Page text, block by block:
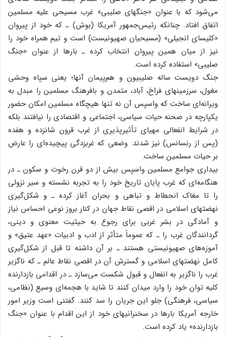
می‌شود که‌ با عنوان‌ «جنگهای‌ صلیبی‌» غرب‌ مسیحی‌ علیه‌ مسلمین‌
اتفاق‌ افتاد. چنانکه‌ رئیس‌جمهور آمریکا (بوش‌) ـ که‌ خود از پیروان‌
«کلیسای‌ انجیلی‌» (مسیحیان‌ صهیونیست‌) است‌ و تیم‌ همراه‌ خود را
نیز از میان‌ همین‌ پیروان‌ انتخاب‌ کرده‌ ـ بارها از عنوان‌ «جنگ‌
صلیبی‌» استفاده‌ کرده‌ است‌.
جنگ‌ دویست‌ ساله‌ صلیبیون‌ و هم‌پیمان‌ آنها؛ یعنی‌ سپاه‌ وحشی‌
مغول‌، سرزمینهای‌ فراخ‌، آباد، متمدن‌ و بافرهنگ‌ مسلمین‌ را مبدل‌ به‌
ویرانه‌ای‌ ساخت‌ که‌ واسپس‌ آن‌ نه‌ تنها هیچگاه‌ مسلمین‌ امکان‌ حضور
یکپارچه‌ در صحنه‌ حیات‌ سیاسی‌، اجتماعی‌ و اقتصادی‌ را نیافتند بلکه‌
در شرایط‌ انفعالی‌ مهیای‌ تأثیرپذیری‌ از غرب‌ قرون‌ شانزده‌ و هفده‌
(پس‌ از رنسانس‌) نیز شدند. وضعی‌ که‌ غربزدگی‌ پیچیده‌ای‌ را عارض‌
بر حیات‌ مسلمین‌ ساخت‌.
بیداری‌ جوامع‌ مسلمین‌ واسپس‌ بیش‌ از دو قرن‌ رخوت‌ و سکون‌ ـ در
هنگامه‌ای‌ که‌ غرب‌ پایان‌ تاریخ‌ خود را به‌ تجربه‌ نشسته‌ و سیر نزولی‌
را تا مغاک‌ انحطاط‌ و تباهی‌ و بحران‌ آغاز کرده‌ ـ و شکل‌گیری‌
نهضتهای‌ اسلامی‌ در اقصی‌ نقاط‌ جهان‌ در کنار بروز نوعی‌ احساس‌ نیاز
و آمادگی‌ در بشر غربی‌ برای‌ رجوع‌ به‌ حیثیت‌ معنوی‌ و دینی‌،
گردانندگان‌ غرب‌ را ـ که‌ عموماً متأثر از ادب‌ و ادبیات‌ «عهد عتیق‌» و
آموزه‌های‌ صهیونیستی‌ هستند ـ بر آن‌ داشته‌ تا قبل‌ از شکل‌گیری‌
کامل‌ نهضتهای‌ اسلامی‌ و گسترش‌ آن‌ در اقصی‌ نقاط‌ عالم‌ ـ که‌ ناگزیر
غرب‌ را ناگزیر به‌ انفعال‌ و قبول‌ شکست‌ می‌سازد ـ در اقدامی‌ بازدارنده‌
کلیه‌ توان‌ خود را وارد میدان‌ کنند تا شاید با هجمه‌ای‌ وسیع‌ (نظامی‌،
سیاسی‌، فرهنگی‌) جلو این‌ جریان‌ را سد کنند. گفتنی‌ است‌ وزیر امور
خارجه‌ آمریکا بارها در سخنرانیهای‌ خود از این‌ اقدام‌ با عنوان‌ «جنگ‌
بازدارنده‌» یاد کرده‌ است‌.